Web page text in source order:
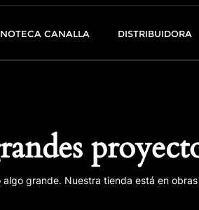
CANALLA DISTRIBUIDORA
algo grande. Nuestra tienda está en